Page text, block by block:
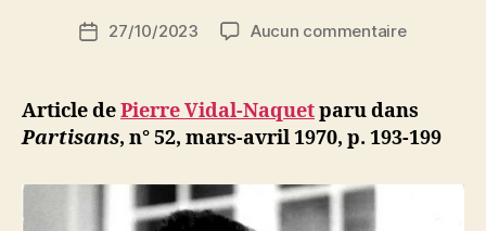
N
ji
b
Date27/10/2023 Aucun commentairesur
Naquet
Réflexions
Article dePierre Vidal-Naquetparu dans
Partisans, n° 52, mars-avril 1970, p. 193-199